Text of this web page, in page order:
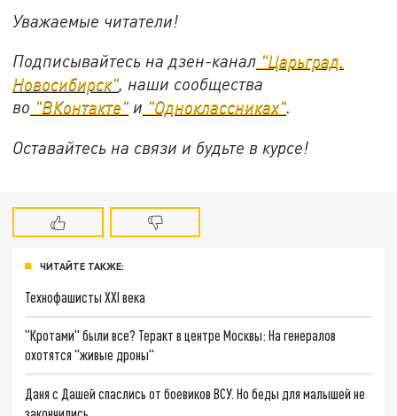
Уважаемые читатели!
Подписывайтесь на дзен-канал "Царьград.
Новосибирск", наши сообщества
во "ВКонтакте" и "Одноклассниках".
Оставайтесь на связи и будьте в курсе!
ЧИТАЙТЕ ТАКЖЕ:
Технофашисты XXI века
"Кротами" были все? Теракт в центре Москвы: На генералов
охотятся "живые дроны"
Даня с Дашей спаслись от боевиков ВСУ. Но беды для малышей не